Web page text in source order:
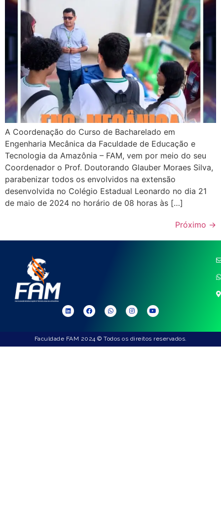
A Coordenação do Curso de Bacharelado em
Engenharia Mecânica da Faculdade de Educação e
Tecnologia da Amazônia – FAM, vem por meio do seu
Coordenador o Prof. Doutorando Glauber Moraes Silva,
parabenizar todos os envolvidos na extensão
desenvolvida no Colégio Estadual Leonardo no dia 21
de maio de 2024 no horário de 08 horas às […]
Próximo →
Faculdade FAM 2024 © Todos os direitos reservados.